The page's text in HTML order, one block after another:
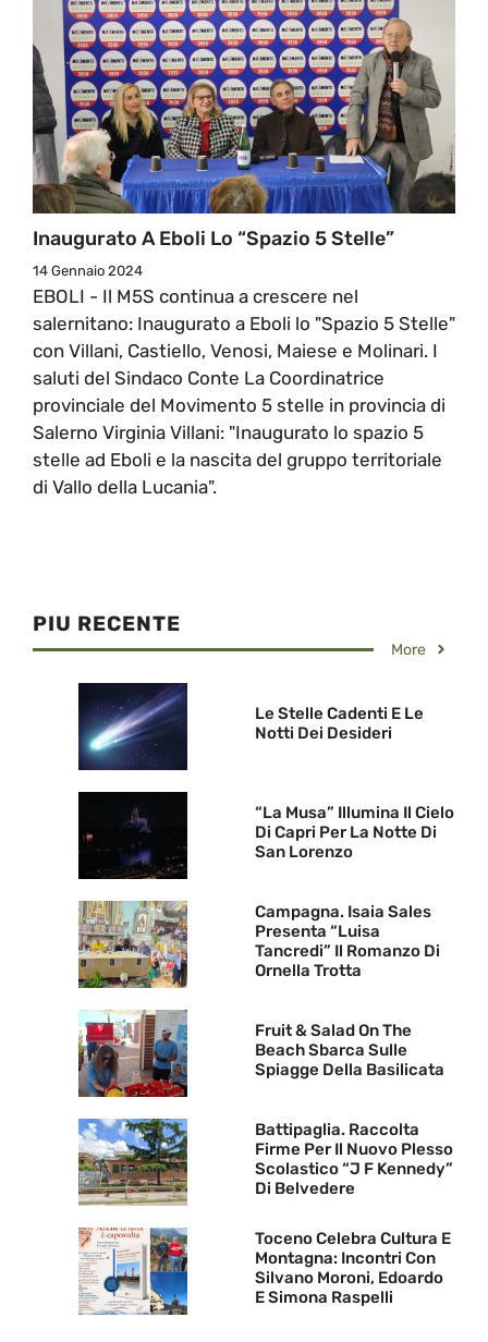
Inaugurato A Eboli Lo “spazio 5 Stelle”
14 Gennaio 2024
EBOLI - Il M5S continua a crescere nel
salernitano: Inaugurato a Eboli lo "Spazio 5 Stelle"
con Villani, Castiello, Venosi, Maiese e Molinari. I
saluti del Sindaco Conte La Coordinatrice
provinciale del Movimento 5 stelle in provincia di
Salerno Virginia Villani: "Inaugurato lo spazio 5
stelle ad Eboli e la nascita del gruppo territoriale
di Vallo della Lucania".
PIU RECENTE
More
Le Stelle Cadenti E Le
Notti Dei Desideri
“La Musa” Illumina Il Cielo
Di Capri Per La Notte Di
San Lorenzo
Campagna. Isaia Sales
Presenta “Luisa
Tancredi” Il Romanzo Di
Ornella Trotta
Fruit & Salad On The
Beach Sbarca Sulle
Spiagge Della Basilicata
Battipaglia. Raccolta
Firme Per Il Nuovo Plesso
Scolastico “J F Kennedy”
Di Belvedere
Toceno Celebra Cultura E
Montagna: Incontri Con
Silvano Moroni, Edoardo
E Simona Raspelli